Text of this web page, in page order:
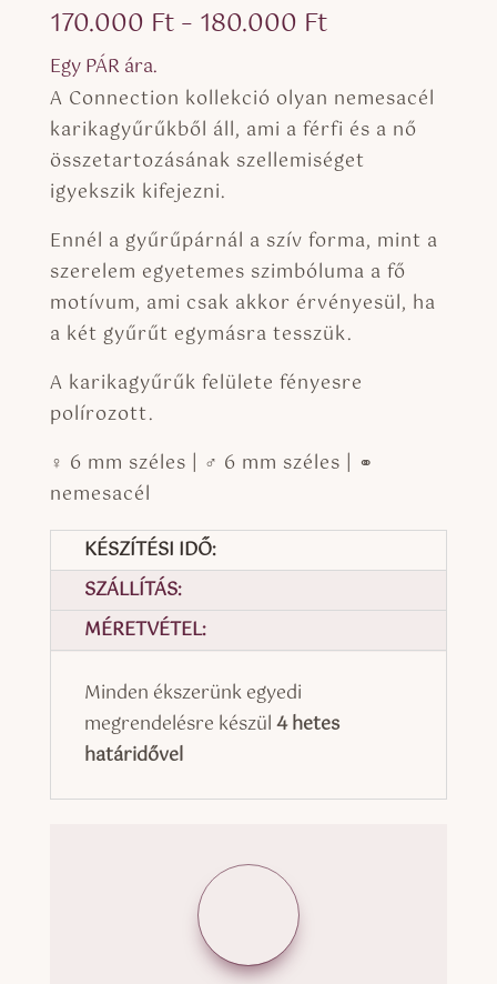
ből,
értékelés
alapján
170.000 Ft– 180.000 FtÁrtartomány:
-
180.000 Ft
Egy PÁR ára.
A Connection kollekció olyan nemesacél
karikagyűrűkből áll, ami a férfi és a nő
összetartozásának szellemiséget
igyekszik kifejezni.
Ennél a gyűrűpárnál a szív forma, mint a
szerelem egyetemes szimbóluma a fő
motívum, ami csak akkor érvényesül, ha
a két gyűrűt egymásra tesszük.
A karikagyűrűk felülete fényesre
polírozott.
♀ 6 mm széles | ♂ 6 mm széles | ⚭
nemesacél
KÉSZÍTÉSI IDŐ:
SZÁLLÍTÁS:
MÉRETVÉTEL:
Minden ékszerünk egyedi
megrendelésre készül4 hetes
határidővel